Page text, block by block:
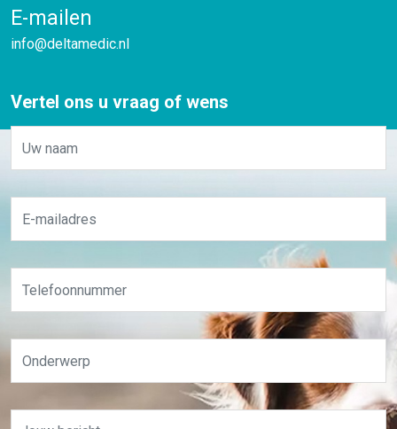
E-mailen
info@deltamedic.nl
Vertel ons u vraag of wens